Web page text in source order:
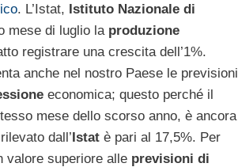
. L’Istat, Istituto Nazionale di
mese di luglio la produzione
registrare una crescita dell’1%.
anche nel nostro Paese le previsioni
economica; questo perché il
mese dello scorso anno, è ancora
dall’Istatè pari al 17,5%. Per
valore superiore alle previsioni di